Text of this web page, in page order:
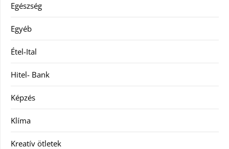
Egészség
Egyéb
Étel-Ital
Hitel- Bank
Képzés
Klíma
Kreatív ötletek